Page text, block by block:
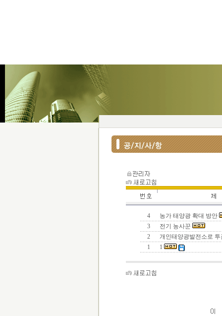
4
농가 태양광 확대 방안
3
전기 농사꾼
2
개인태양광발전소로
1
1